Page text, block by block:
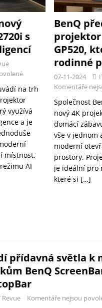
s
na trh
využívá
a je
místnost.
AI
BenQ
projektor
GP520,
rodinné
07-11-2024
Komentáře
Společnost
nový 4K
domácí
vše v jednom
moderní
prostory.
je ideální pro
které si […]
přídavná světla k
BenQ
Revue Komentáře nejsou